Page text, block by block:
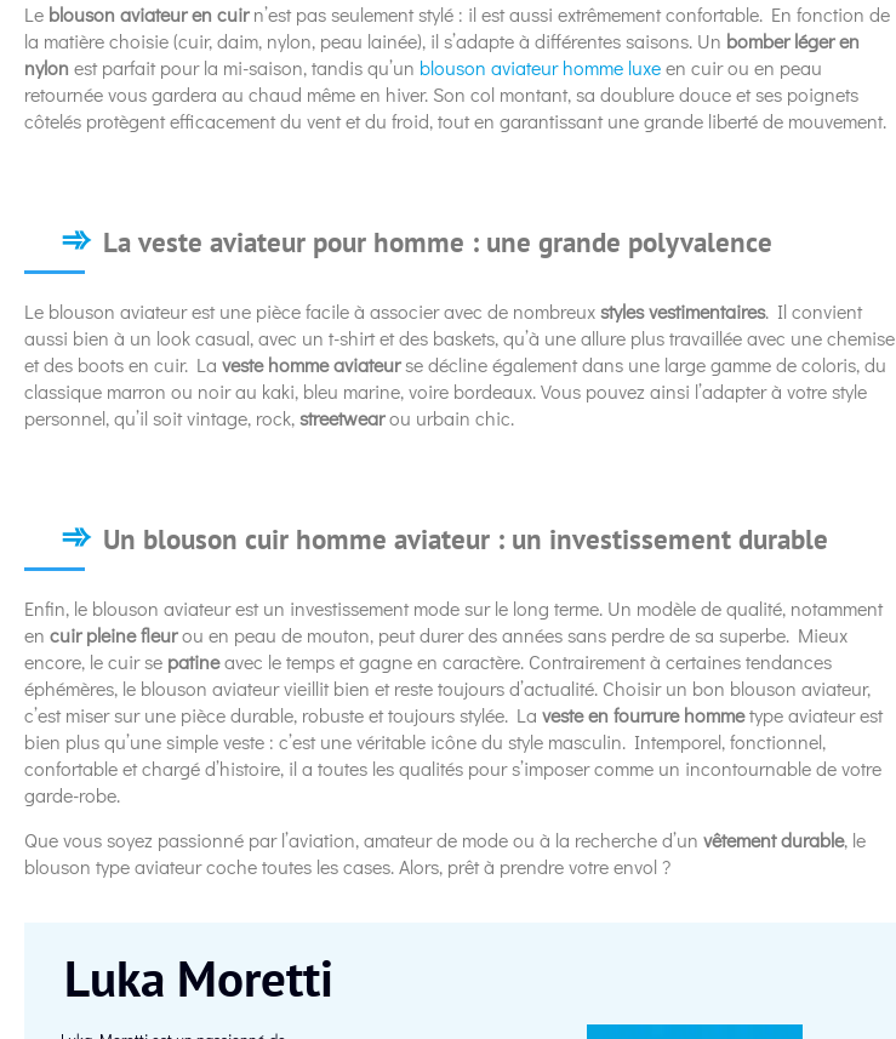
Le blouson aviateur en cuirn’est pas seulement stylé : il est aussi extrêmement confortable. En fonction de
la matière choisie (cuir, daim, nylon, peau lainée), il s’adapte à différentes saisons. Un bomber léger en
nylon est parfait pour la mi-saison, tandis qu’un blouson aviateur homme luxeen cuir ou en peau
retournée vous gardera au chaud même en hiver. Son col montant, sa doublure douce et ses poignets
côtelés protègent efficacement du vent et du froid, tout en garantissant une grande liberté de mouvement.
La veste aviateur pour homme : une grande polyvalence
Le blouson aviateur est une pièce facile à associer avec de nombreuxstyles vestimentaires. Il convient
aussi bien à un look casual, avec un t-shirt et des baskets, qu’à une allure plus travaillée avec une chemise
et des boots en cuir. La veste homme aviateurse décline également dans une large gamme de coloris, du
classique marron ou noir au kaki, bleu marine, voire bordeaux. Vous pouvez ainsi l’adapter à votre style
personnel, qu’il soit vintage, rock,streetwearou urbain chic.
Un blouson cuir homme aviateur : un investissement durable
Enfin, le blouson aviateur est un investissement mode sur le long terme. Un modèle de qualité, notamment
en cuir pleine fleurou en peau de mouton, peut durer des années sans perdre de sa superbe. Mieux
encore, le cuir se patineavec le temps et gagne en caractère. Contrairement à certaines tendances
éphémères, le blouson aviateur vieillit bien et reste toujours d’actualité. Choisir un bon blouson aviateur,
c’est miser sur une pièce durable, robuste et toujours stylée. La veste en fourrure hommetype aviateur est
bien plus qu’une simple veste : c’est une véritable icône du style masculin. Intemporel, fonctionnel,
confortable et chargé d’histoire, il a toutes les qualités pour s’imposer comme un incontournable de votre
garde-robe.
Que vous soyez passionné par l’aviation, amateur de mode ou à la recherche d’un vêtement durable, le
blouson type aviateur coche toutes les cases. Alors, prêt à prendre votre envol ?
Luka Moretti